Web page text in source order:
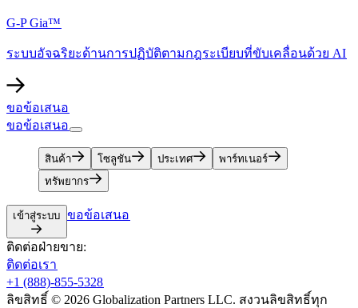
G-P Gia™​​
ระบบอัจฉริยะด้านการปฏิบัติตามกฎระเบียบที่ขับเคลื่อนด้วย AI​​
ขอข้อเสนอ​​
ขอข้อเสนอ​​
สินค้า​​ โซลูชัน​​ ประเทศ​​
พาร์ทเนอร์​​
ทรัพยากร​​
เข้าสู่ระบบ​​ ขอข้อเสนอ​​
ติดต่อฝ่ายขาย:​​
ติดต่อเรา​​
+1 (888)-855-5328​​
ลิขสิทธิ์ © 2026 Globalization Partners LLC. สงวนลิขสิทธิ์ทุก